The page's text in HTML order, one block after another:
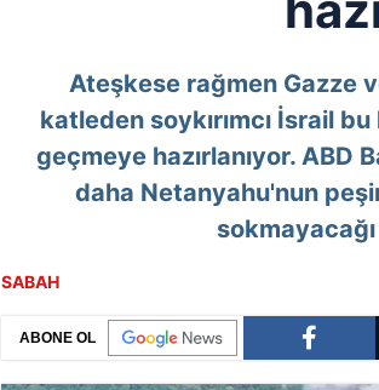
Ateşkese rağmen Gazze
katleden soykırımcı İsrail
geçmeye hazırlanıyor. ABD
daha Netanyahu'nun
SABAH
ABONE OL